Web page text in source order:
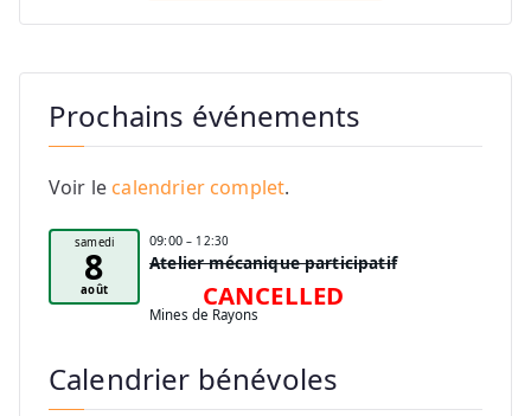
Prochains événements
Voir le calendrier complet.
samedi
8
août
09:00 – 12:30
Atelier mécanique participatif
CANCELLED
Mines de Rayons
Calendrier bénévoles